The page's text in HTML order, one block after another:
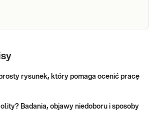
Dedykowany dla: Dzieci powyżej 2. roku
życia, Kobiet i Mężczyzn, którzy
żywnością. To najszerszy panel
rysunek, który pomaga ocenić pracę
Badania, objawy niedoboru i sposoby